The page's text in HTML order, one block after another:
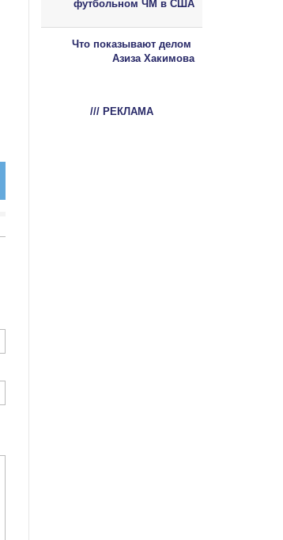
футбольном ЧМ в США
Что показывают делом
Азиза Хакимова
/// РЕКЛАМА